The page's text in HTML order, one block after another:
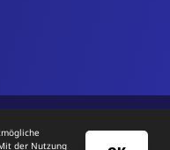
der Nutzung